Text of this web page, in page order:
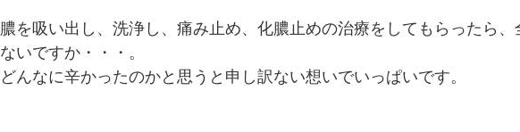
膿を吸い出し、洗浄し、痛み止め、化膿止めの治療をしてもらったら
ないですか・・・。
どんなに辛かったのかと思うと申し訳ない想いでいっぱいです。